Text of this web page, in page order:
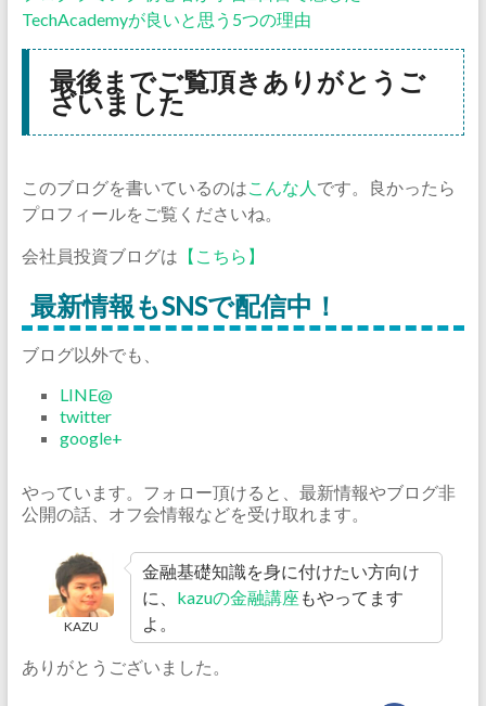
TechAcademyが良いと思う5つの理由
最後までご覧頂きありがとうご
ざいました
このブログを書いているのはこんな人 です。良かったら
プロフィールをご覧くださいね。
会社員投資ブログは 【こちら】
最新情報もSNSで配信中！
ブログ以外でも、
LINE@
twitter
google+
やっています。フォロー頂けると、最新情報やブログ非
公開の話、オフ会情報などを受け取れます。
KAZU
金融基礎知識を身に付けたい方向け
に、 kazuの金融講座 もやってます
よ。
ありがとうございました。